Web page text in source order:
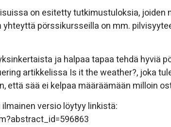
on esitetty tutkimustuloksia, joiden
pörssikursseilla on mm.
ja halpaa tapaa tehdä hyviä
artikkelissa Is it the weather?, joka
että sää ei kelpaa määräämään milloin
versio löytyy linkistä: